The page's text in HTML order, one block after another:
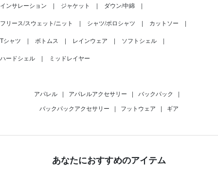
インサレーション ジャケット ダウン/中綿
フリース/スウェット/ニット シャツ/ポロシャツ カットソー
Tシャツ ボトムス レインウェア ソフトシェル
ハードシェル ミッドレイヤー
アパレル | アパレルアクセサリー | バックパック
|
バックパックアクセサリー
| フットウェア | ギア
あなたにおすすめのアイテム